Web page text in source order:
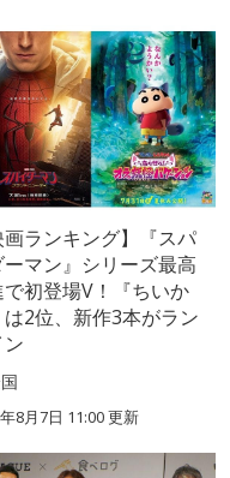
画ランキング】『スパ
ーマン』シリーズ最高
初登場V！『ちいか
2位、新作3本がラン
ン
8月7日 11:00更新